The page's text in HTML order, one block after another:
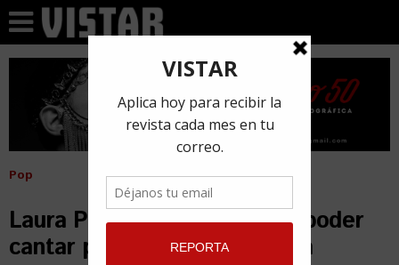
Pop
Laura Pausini: Mi sueño era poder
cantar para mis fans en Cuba